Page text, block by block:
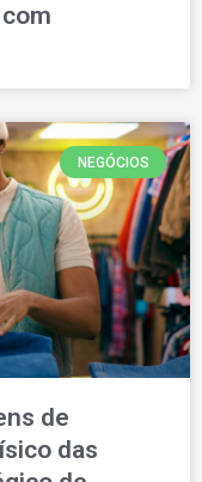
NEGÓCIOS
de
das